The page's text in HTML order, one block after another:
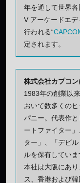
年を通して世界
V アーケードエ
行われる“
定されます。
株式会社カプコン
1983年の創業以
おいて数多くの
パニー。代表作
ートファイター
ター」、「デビ
ルを保有していま
本社は大阪にあ
ス、香港および